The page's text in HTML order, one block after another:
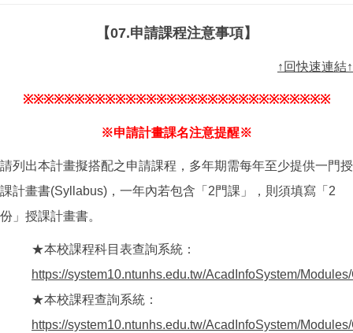
【07.申請課程注意事項】
↑回快速連結↑
※※※※※※※※※※※※※※※※※※※※※※※※※※※※※※
※申請計畫課名注意提醒※
請列出本計畫擬搭配之申請課程，多年期需每年至少提供一門授
課計畫書(Syllabus)，一年內若包含「2門課」，則須填寫「2
份」授課計畫書。
★本校課程科目表查詢系統：
https://system10.ntunhs.edu.tw/AcadInfoSystem/
★本校課程查詢系統：
https://system10.ntunhs.edu.tw/AcadInfoSystem/